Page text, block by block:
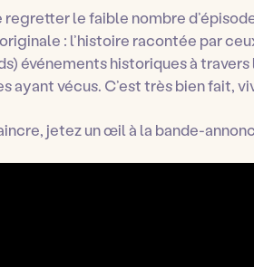
regretter le faible nombre
: l’histoire racontée par
événements historiques à
ayant vécus. C’est très bien fait,
jetez un œil à la bande-